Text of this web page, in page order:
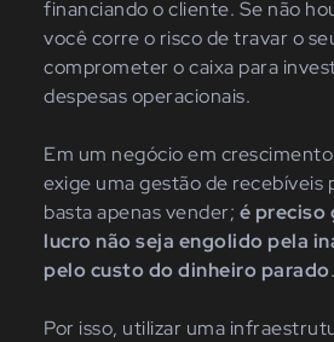
financiando o cliente. Se não
você corre o risco de travar o
comprometer o caixa para
despesas operacionais.
Em um negócio em
exige uma gestão de recebíveis
basta apenas vender; é preciso
lucro não seja engolido pela
pelo custo do dinheiro parado.
Por isso, utilizar uma